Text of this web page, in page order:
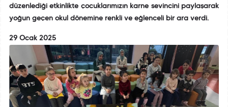
düzenlediği etkinlikte çocuklarımızın karne sevincini paylaşarak
yoğun geçen okul dönemine renkli ve eğlenceli bir ara verdi.
29 Ocak 2025